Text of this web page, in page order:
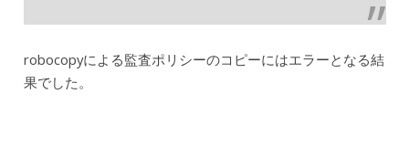
robocopyによる監査ポリシーのコピーにはエラーとなる結
果でした。